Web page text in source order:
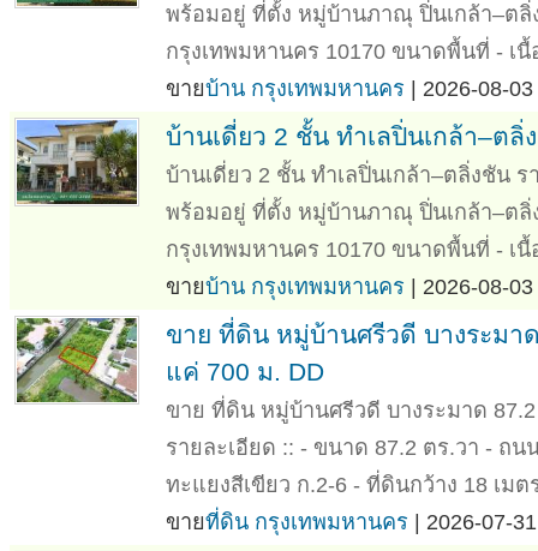
พร้อมอยู่ ที่ตั้ง หมู่บ้านภาณุ ปิ่นเกล้า–ตลิ่
กรุงเทพมหานคร 10170 ขนาดพื้นที่ - เนื้
ขายบ้าน กรุงเทพมหานคร | 2026-08-
บ้านเดี่ยว 2 ชั้น ทำเลปิ่นเกล้า–ต
บ้านเดี่ยว 2 ชั้น ทำเลปิ่นเกล้า–ตลิ่งชัน
พร้อมอยู่ ที่ตั้ง หมู่บ้านภาณุ ปิ่นเกล้า–ตลิ่
กรุงเทพมหานคร 10170 ขนาดพื้นที่ - เนื้
ขายบ้าน กรุงเทพมหานคร | 2026-08-
ขาย ที่ดิน หมู่บ้านศรีวดี บางระมา
แค่ 700 ม. DD
ขาย ที่ดิน หมู่บ้านศรีวดี บางระมาด
รายละเอียด :: - ขนาด 87.2 ตร.วา - ถน
ทะแยงสีเขียว ก.2-6 - ที่ดินกว้าง 18 เมต
ขายที่ดิน กรุงเทพมหานคร | 2026-07-